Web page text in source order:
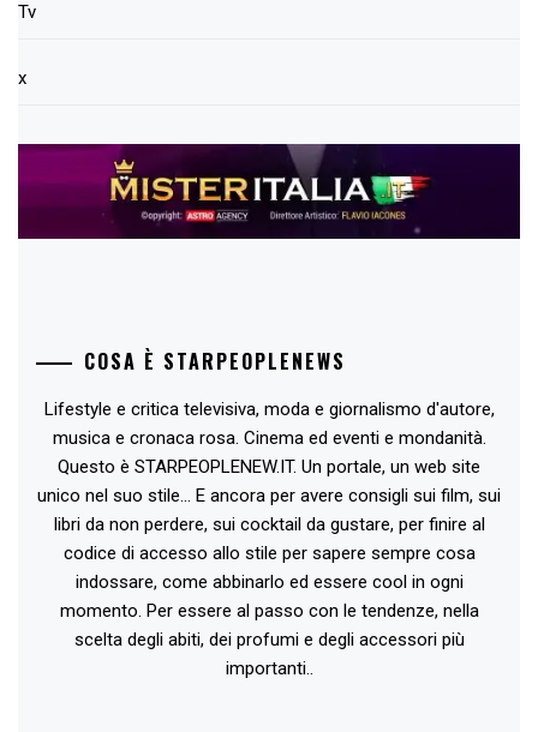
Tv
x
COSA È STARPEOPLENEWS
Lifestyle e critica televisiva, moda e giornalismo d'autore,
musica e cronaca rosa. Cinema ed eventi e mondanità.
Questo è STARPEOPLENEW.IT. Un portale, un web site
unico nel suo stile... E ancora per avere consigli sui film, sui
libri da non perdere, sui cocktail da gustare, per finire al
codice di accesso allo stile per sapere sempre cosa
indossare, come abbinarlo ed essere cool in ogni
momento. Per essere al passo con le tendenze, nella
scelta degli abiti, dei profumi e degli accessori più
importanti..